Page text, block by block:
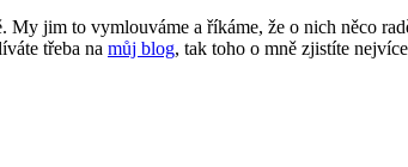
jim to vymlouváme a říkáme, že o nich něco
třeba na můj blog, tak toho o mně zjistíte